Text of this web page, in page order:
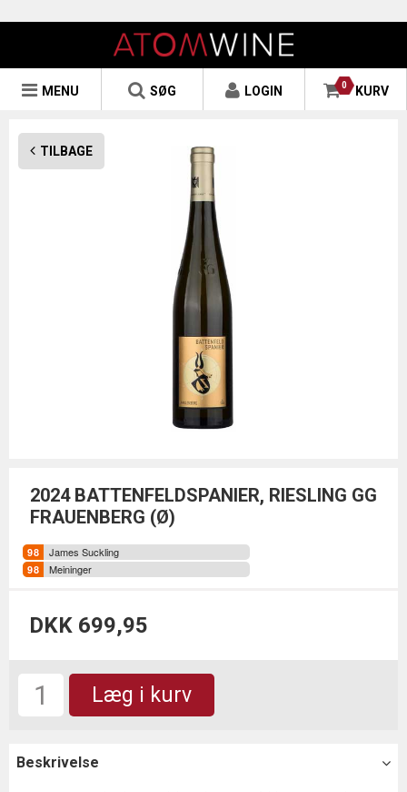
0 KURV
LOGIN
SØG
MENU
TILBAGE
2024 BATTENFELDSPANIER, RIESLING GG
FRAUENBERG (Ø)
James Suckling
Meininger
DKK 699,95
Læg i kurv
Beskrivelse